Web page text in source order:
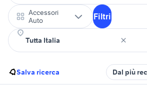
Accessori
Auto
Filtri
Salva ricerca Dal più